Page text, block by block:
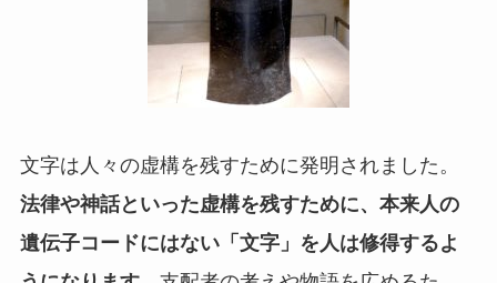
文字は人々の虚構を残すために発明されました。
法律や神話といった虚構を残すために、本来人の
遺伝子コードにはない「文字」を人は修得するよ